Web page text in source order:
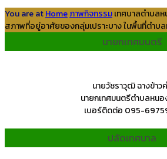
You are atHomeภาพกิจกรรมเทศบาลตำบล
สภาพที่อยู่อาศัยของกลุ่มเปราะบาง ในพื้นที่ตำบ
นายกเทศมนตรี
นายวัชราวุฒิ ฉางข้าว
นายกเทศมนตรีตำบลหนอ
เบอร์ติดต่อ 095-
ปลัดเทศบาล